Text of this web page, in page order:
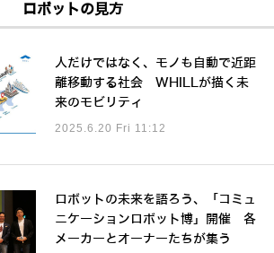
ロボットの見方
人だけではなく、モノも自動で近距
離移動する社会 WHILLが描く未
来のモビリティ
2025.6.20 Fri 11:12
ロボットの未来を語ろう、「コミュ
ニケーションロボット博」開催 各
メーカーとオーナーたちが集う